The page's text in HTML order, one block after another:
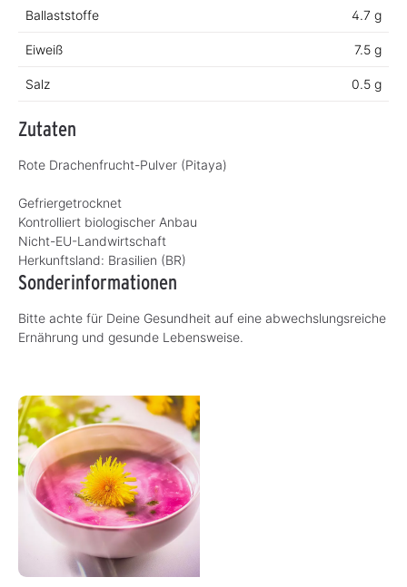
Ballaststoffe 4.7 g
Eiweiß 7.5 g
Salz 0.5 g
Zutaten
Rote Drachenfrucht-Pulver (Pitaya)
Gefriergetrocknet
Kontrolliert biologischer Anbau
Nicht-EU-Landwirtschaft
Herkunftsland: Brasilien (BR)
Sonderinformationen
Bitte achte für Deine Gesundheit auf eine abwechslungsreiche
Ernährung und gesunde Lebensweise.